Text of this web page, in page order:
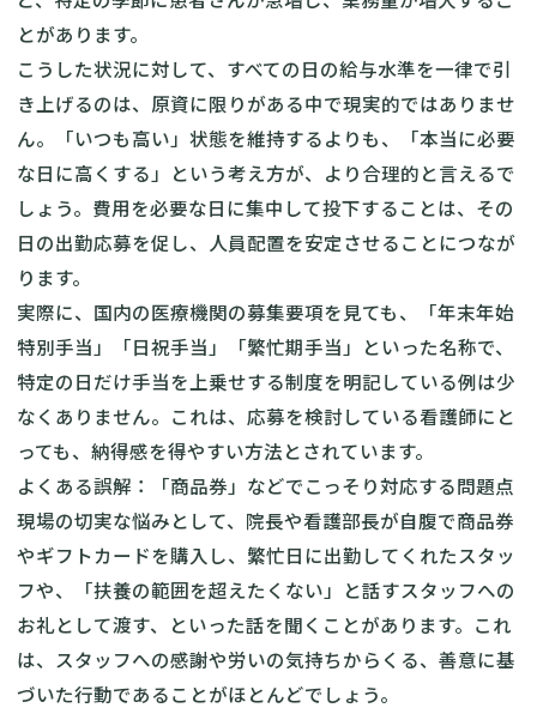
とがあります。
こうした状況に対して、すべての日の給与水準を一律で引
き上げるのは、原資に限りがある中で現実的ではありませ
ん。「いつも高い」状態を維持するよりも、「本当に必要
な日に高くする」という考え方が、より合理的と言えるで
しょう。費用を必要な日に集中して投下することは、その
日の出勤応募を促し、人員配置を安定させることにつなが
ります。
実際に、国内の医療機関の募集要項を見ても、「年末年始
特別手当」「日祝手当」「繁忙期手当」といった名称で、
特定の日だけ手当を上乗せする制度を明記している例は少
なくありません。これは、応募を検討している看護師にと
っても、納得感を得やすい方法とされています。
よくある誤解：「商品券」などでこっそり対応する問題点
現場の切実な悩みとして、院長や看護部長が自腹で商品券
やギフトカードを購入し、繁忙日に出勤してくれたスタッ
フや、「扶養の範囲を超えたくない」と話すスタッフへの
お礼として渡す、といった話を聞くことがあります。これ
は、スタッフへの感謝や労いの気持ちからくる、善意に基
づいた行動であることがほとんどでしょう。